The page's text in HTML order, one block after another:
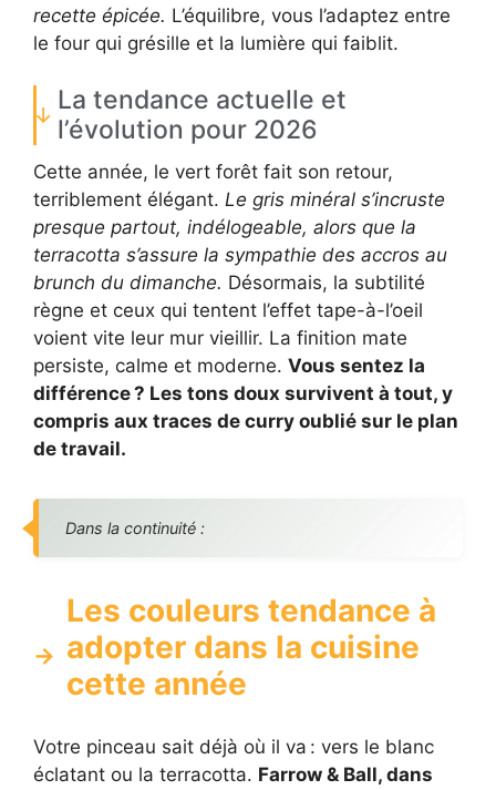
recette épicée. L’équilibre, vous l’adaptez entre
le four qui grésille et la lumière qui faiblit.
La tendance actuelle et
l’évolution pour 2026
Cette année, le vert forêt fait son retour,
terriblement élégant. Le gris minéral s’incruste
presque partout, indélogeable, alors que la
terracotta s’assure la sympathie des accros au
brunch du dimanche. Désormais, la subtilité
règne et ceux qui tentent l’effet tape-à-l’oeil
voient vite leur mur vieillir. La finition mate
persiste, calme et moderne. Vous sentez la
différence ? Les tons doux survivent à tout, y
compris aux traces de curry oublié sur le plan
de travail.
Dans la continuité :
Les couleurs tendance à
adopter dans la cuisine
cette année
Votre pinceau sait déjà où il va : vers le blanc
éclatant ou la terracotta. Farrow & Ball, dans